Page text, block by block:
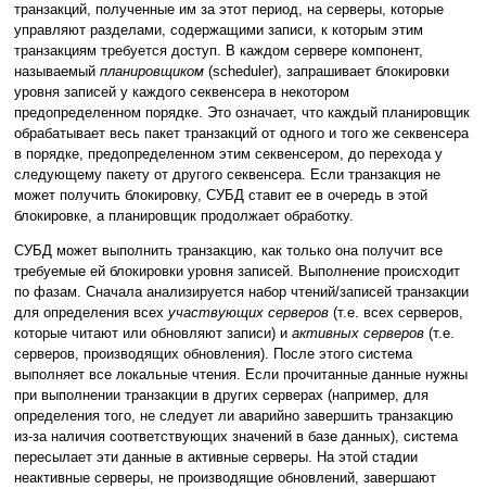
транзакций, полученные им за этот период, на серверы, которые
управляют разделами, содержащими записи, к которым этим
транзакциям требуется доступ. В каждом сервере компонент,
называемый планировщиком (scheduler), запрашивает блокировки
уровня записей у каждого секвенсера в некотором
предопределенном порядке. Это означает, что каждый планировщик
обрабатывает весь пакет транзакций от одного и того же секвенсера
в порядке, предопределенном этим секвенсером, до перехода у
следующему пакету от другого секвенсера. Если транзакция не
может получить блокировку, СУБД ставит ее в очередь в этой
блокировке, а планировщик продолжает обработку.
СУБД может выполнить транзакцию, как только она получит все
требуемые ей блокировки уровня записей. Выполнение происходит
по фазам. Сначала анализируется набор чтений/записей транзакции
для определения всех участвующих серверов (т.е. всех серверов,
которые читают или обновляют записи) и активных серверов (т.е.
серверов, производящих обновления). После этого система
выполняет все локальные чтения. Если прочитанные данные нужны
при выполнении транзакции в других серверах (например, для
определения того, не следует ли аварийно завершить транзакцию
из-за наличия соответствующих значений в базе данных), система
пересылает эти данные в активные серверы. На этой стадии
неактивные серверы, не производящие обновлений, завершают